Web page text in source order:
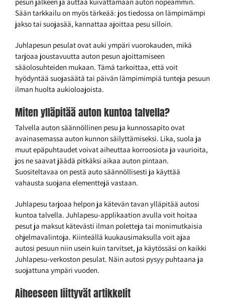
Sään tarkkailu on myös tärkeää: jos tiedossa on lämpimämpi
jakso tai suojasää, kannattaa ajoittaa pesu silloin.
Juhlapesun pesulat ovat auki ympäri vuorokauden, mikä
tarjoaa joustavuutta auton pesun ajoittamiseen
sääolosuhteiden mukaan. Tämä tarkoittaa, että voit
hyödyntää suojasäätä tai päivän lämpimimpiä tunteja pesuun
ilman huolta aukioloajoista.
Miten ylläpitää auton kuntoa talvella?
Talvella auton säännöllinen pesu ja kunnossapito ovat
avainasemassa auton kunnon säilyttämiseksi. Lika, suola ja
muut epäpuhtaudet voivat aiheuttaa korroosiota ja vaurioita,
jos ne saavat jäädä pitkäksi aikaa auton pintaan.
Suositeltavaa on pestä auto säännöllisesti ja käyttää
vahausta suojana elementtejä vastaan.
Juhlapesu tarjoaa helpon ja kätevän tavan ylläpitää autosi
kuntoa talvella. Juhlapesu-applikaation avulla voit hoitaa
pesut ja maksut kätevästi ilman poletteja tai monimutkaisia
ohjelmavalintoja. Kiinteällä kuukausimaksulla voit ajaa
autosi pesuun niin usein kuin tarvitset, ja käytössäsi on kaikki
Juhlapesu-verkoston pesulat. Näin autosi pysyy puhtaana ja
suojattuna ympäri vuoden.
Aiheeseen liittyvät artikkelit